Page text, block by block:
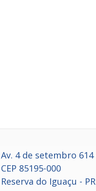
Av. 4 de setembro 614
CEP 85195-000
Reserva do Iguaçu - PR